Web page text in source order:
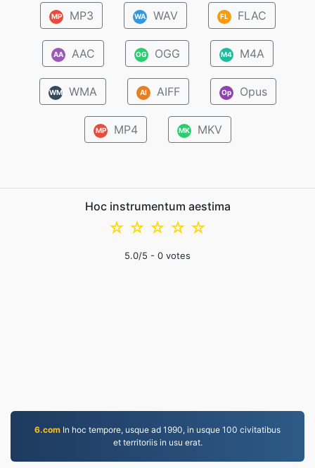
MP MP3 WA WAV FL FLAC
AA AAC OG OGG M4 M4A
WM WMA AI AIFF Op Opus
MP MP4 MK MKV
Hoc instrumentum aestima
☆
☆
☆
☆
☆
5.0/5 - 0 votes
6.com In hoc tempore, usque ad 1990, in usque 100 civitatibus
et territoriis in usu erat.